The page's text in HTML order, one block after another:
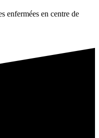
enfermées en centre de